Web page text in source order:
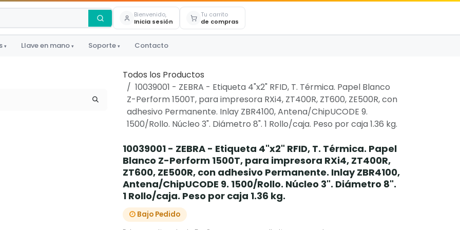
Bienvenido,
Inicia sesión
Tu carrito
de compras
▾ Llave en mano ▾ Soporte ▾ Contacto
Todos los Productos
10039001 - ZEBRA - Etiqueta 4"x2" RFID, T. Térmica. Papel Blanco
Z-Perform 1500T, para impresora RXi4, ZT400R, ZT600, ZE500R, con
adhesivo Permanente. Inlay ZBR4100, Antena/ChipUCODE 9.
1500/Rollo. Núcleo 3". Diámetro 8". 1 Rollo/caja. Peso por caja 1.36 kg.
10039001 - ZEBRA - Etiqueta 4"x2" RFID, T. Térmica. Papel
Blanco Z-Perform 1500T, para impresora RXi4, ZT400R,
ZT600, ZE500R, con adhesivo Permanente. Inlay ZBR4100,
Antena/ChipUCODE 9. 1500/Rollo. Núcleo 3". Diámetro 8".
1 Rollo/caja. Peso por caja 1.36 kg.
Bajo Pedido